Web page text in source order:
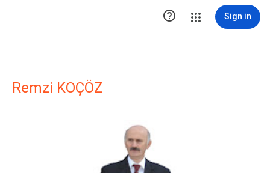
 Sign in
Remzi KOÇÖZ